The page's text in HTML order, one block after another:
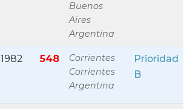
Buenos
Aires
Argentina
1982 548
Corrientes
Corrientes
Argentina
Prioridad
B